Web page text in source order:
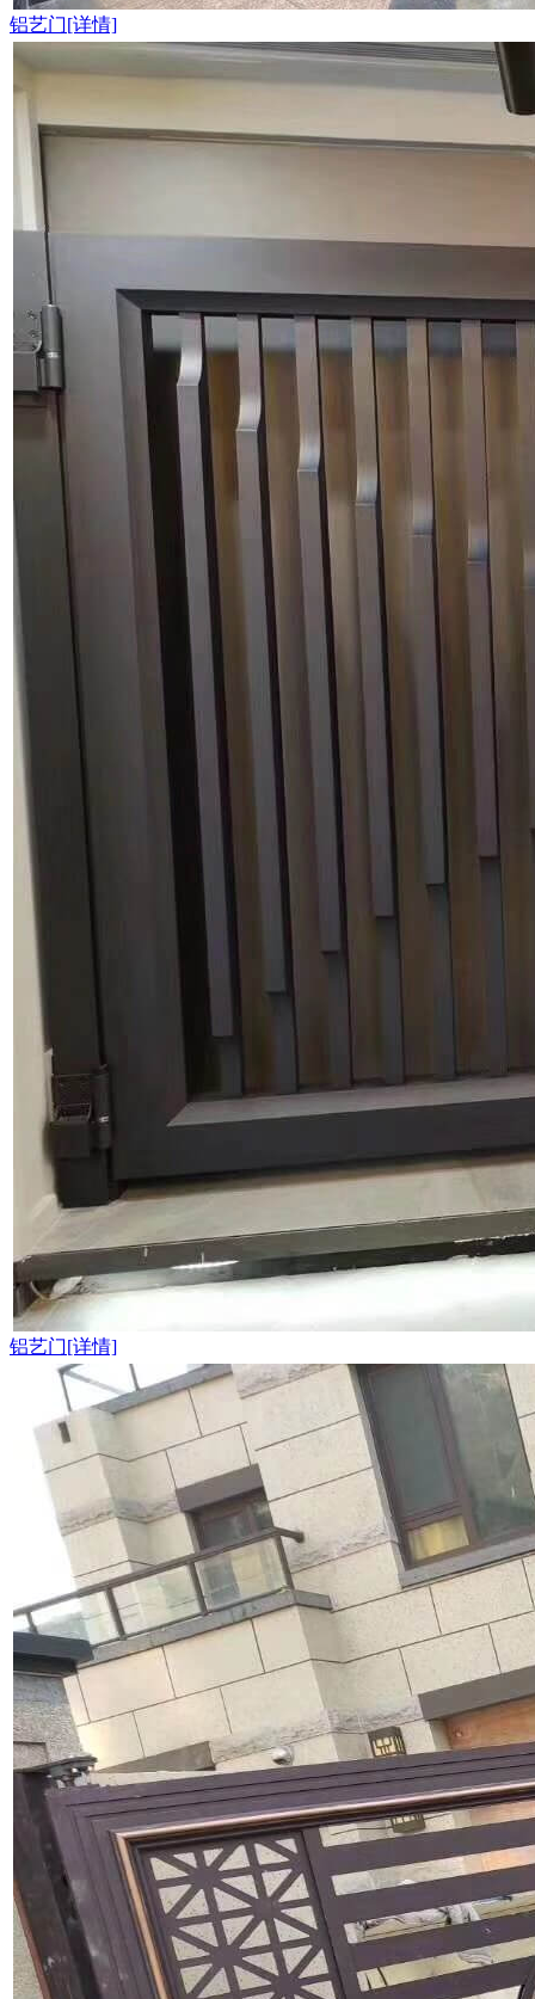
铝艺门[详情]
铝艺门[详情]